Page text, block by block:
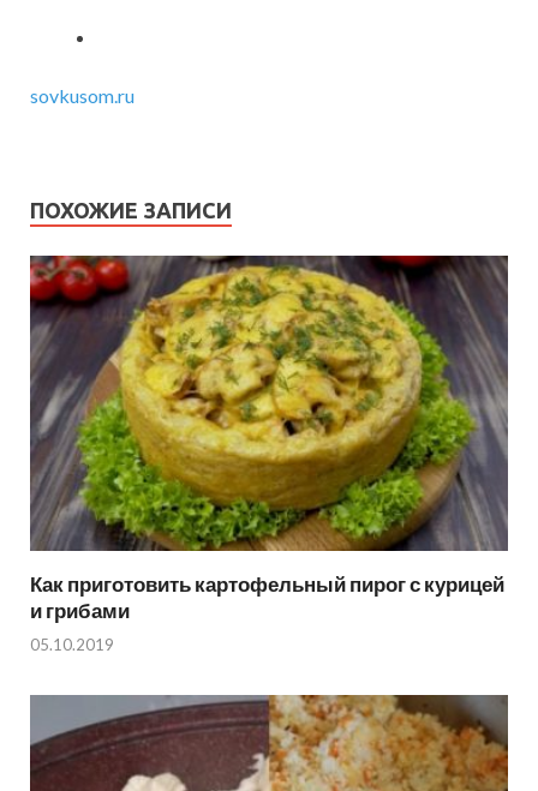
sovkusom.ru
ПОХОЖИЕ ЗАПИСИ
Как приготовить картофельный пирог с курицей
и грибами
05.10.2019